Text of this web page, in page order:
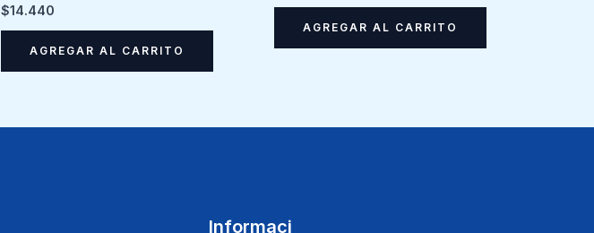
$14.440
AGREGAR AL CARRITO
AGREGAR AL CARRITO
Informaci